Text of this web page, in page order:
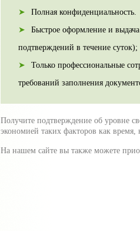
Полная конфиденциальность.
Быстрое оформление и
подтверждений в течение суток);
Только профессиональные
требований заполнения
Получите подтверждение об уровне
экономией таких факторов как время,
На нашем сайте вы также можете